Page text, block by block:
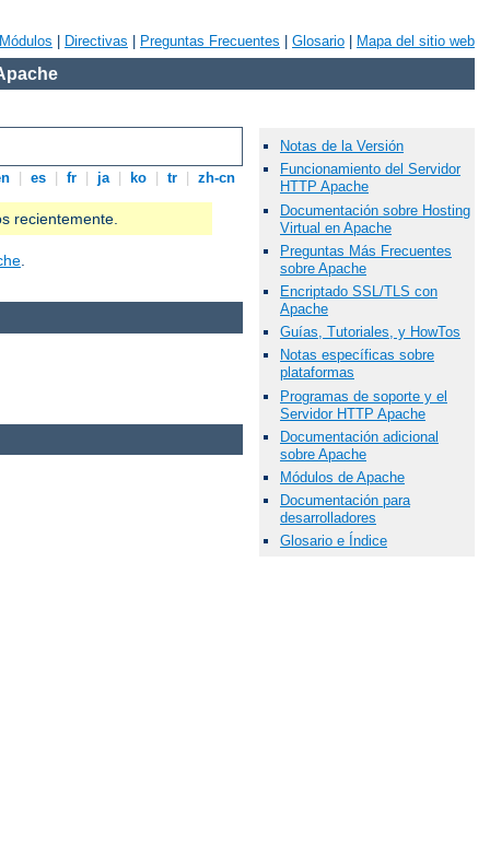
Módulos Directivas Preguntas Frecuentes Glosario Mapa del sitio web
es fr ja ko tr zh-cn
recientemente.
.
Notas de la Versión
Funcionamiento del Servidor
HTTP Apache
Documentación sobre Hosting
Virtual en Apache
Preguntas Más Frecuentes
sobre Apache
Encriptado SSL/TLS con
Apache
Guías, Tutoriales, y HowTos
Notas específicas sobre
plataformas
Programas de soporte y el
Servidor HTTP Apache
Documentación adicional
sobre Apache
Módulos de Apache
Documentación para
desarrolladores
Glosario e Índice